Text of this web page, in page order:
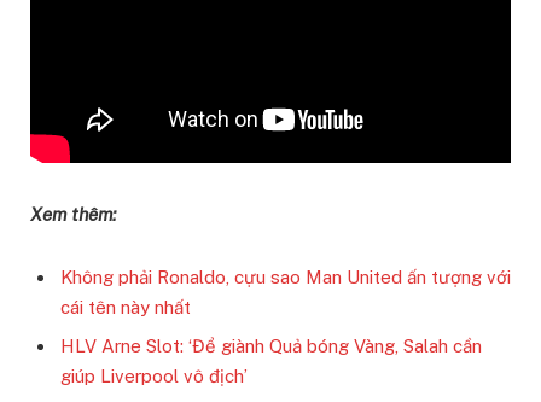
Xem thêm:
Không phải Ronaldo, cựu sao Man United ấn tượng với
cái tên này nhất
HLV Arne Slot: ‘Để giành Quả bóng Vàng, Salah cần
giúp Liverpool vô địch’